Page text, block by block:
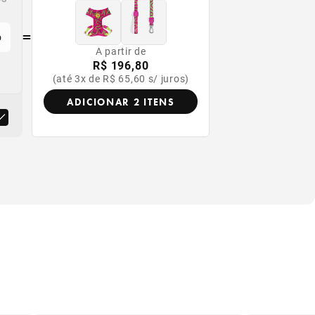
=
A partir de
R$ 196,80
(até 3x de R$ 65,60 s/ juros)
ADICIONAR 2 ITENS